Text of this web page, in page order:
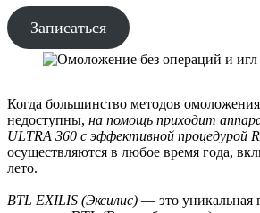
Записаться
Когда большинство методов
недоступны, на помощь приходит
ULTRA 360 с эффективной процедурой
осуществляются в любое время года,
лето.
BTL EXILIS (Эксилис) — это уникальная